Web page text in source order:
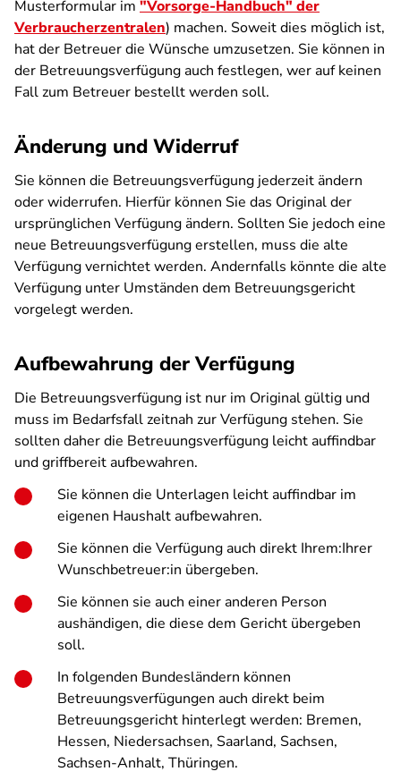
Musterformular im "Vorsorge-Handbuch" der
Verbraucherzentralen) machen. Soweit dies möglich ist,
hat der Betreuer die Wünsche umzusetzen. Sie können in
der Betreuungsverfügung auch festlegen, wer auf keinen
Fall zum Betreuer bestellt werden soll.
Änderung und Widerruf
Sie können die Betreuungsverfügung jederzeit ändern
oder widerrufen. Hierfür können Sie das Original der
ursprünglichen Verfügung ändern. Sollten Sie jedoch eine
neue Betreuungsverfügung erstellen, muss die alte
Verfügung vernichtet werden. Andernfalls könnte die alte
Verfügung unter Umständen dem Betreuungsgericht
vorgelegt werden.
Aufbewahrung der Verfügung
Die Betreuungsverfügung ist nur im Original gültig und
muss im Bedarfsfall zeitnah zur Verfügung stehen. Sie
sollten daher die Betreuungsverfügung leicht auffindbar
und griffbereit aufbewahren.
Sie können die Unterlagen leicht auffindbar im
eigenen Haushalt aufbewahren.
Sie können die Verfügung auch direkt Ihrem:Ihrer
Wunschbetreuer:in übergeben.
Sie können sie auch einer anderen Person
aushändigen, die diese dem Gericht übergeben
soll.
In folgenden Bundesländern können
Betreuungsverfügungen auch direkt beim
Betreuungsgericht hinterlegt werden: Bremen,
Hessen, Niedersachsen, Saarland, Sachsen,
Sachsen-Anhalt, Thüringen.